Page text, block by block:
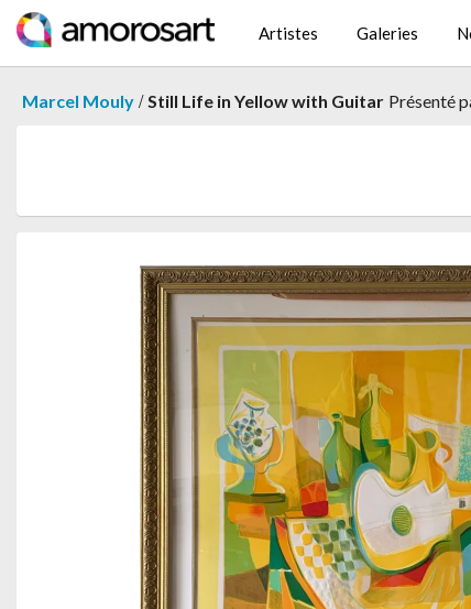
Artistes Galeries
Marcel Mouly /Still Life in Yellow with Guitar Présenté